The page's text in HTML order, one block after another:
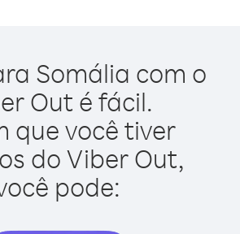
Somália com o
Out é fácil.
que você tiver
do Viber Out,
pode: